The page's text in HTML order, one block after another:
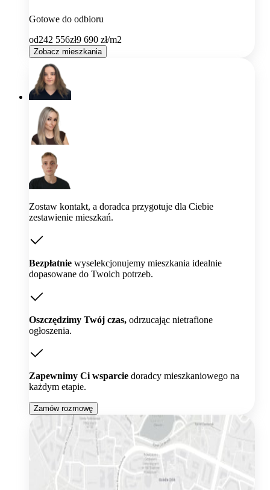
Gotowe do odbioru
od242 556zł9 690 zł/m2
Zobacz mieszkania
Zostaw kontakt, a doradca przygotuje dla Ciebie
zestawienie mieszkań.
Bezpłatnie wyselekcjonujemy mieszkania idealnie
dopasowane do Twoich potrzeb.
Oszczędzimy Twój czas, odrzucając nietrafione
ogłoszenia.
Zapewnimy Ci wsparcie doradcy mieszkaniowego na
każdym etapie.
Zamów rozmowę